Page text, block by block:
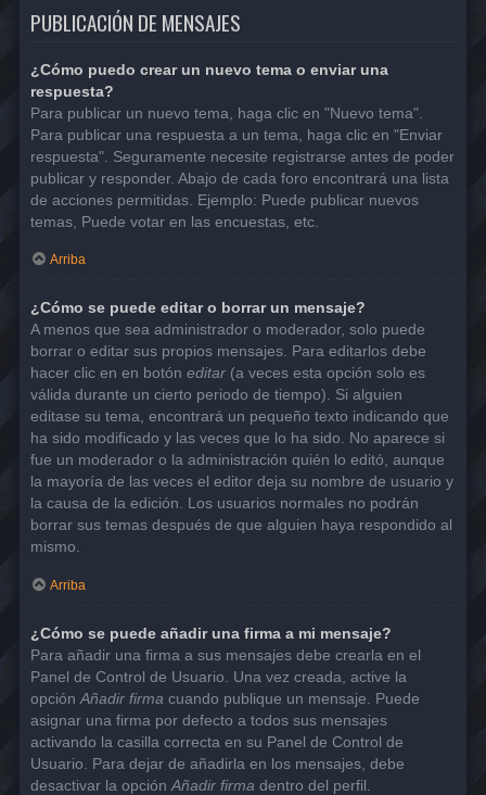
PUBLICACIÓN DE MENSAJES
¿Cómo puedo crear un nuevo tema o enviar una
respuesta?
Para publicar un nuevo tema, haga clic en "Nuevo tema".
Para publicar una respuesta a un tema, haga clic en "Enviar
respuesta". Seguramente necesite registrarse antes de poder
publicar y responder. Abajo de cada foro encontrará una lista
de acciones permitidas. Ejemplo: Puede publicar nuevos
temas, Puede votar en las encuestas, etc.
Arriba
¿Cómo se puede editar o borrar un mensaje?
A menos que sea administrador o moderador, solo puede
borrar o editar sus propios mensajes. Para editarlos debe
hacer clic en en botón editar (a veces esta opción solo es
válida durante un cierto periodo de tiempo). Si alguien
editase su tema, encontrará un pequeño texto indicando que
ha sido modificado y las veces que lo ha sido. No aparece si
fue un moderador o la administración quién lo editó, aunque
la mayoría de las veces el editor deja su nombre de usuario y
la causa de la edición. Los usuarios normales no podrán
borrar sus temas después de que alguien haya respondido al
mismo.
Arriba
¿Cómo se puede añadir una firma a mi mensaje?
Para añadir una firma a sus mensajes debe crearla en el
Panel de Control de Usuario. Una vez creada, active la
opción Añadir firma cuando publique un mensaje. Puede
asignar una firma por defecto a todos sus mensajes
activando la casilla correcta en su Panel de Control de
Usuario. Para dejar de añadirla en los mensajes, debe
desactivar la opción Añadir firma dentro del perfil.